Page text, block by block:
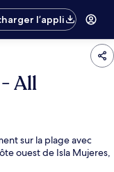
l’appli
All
sur la plage avec
ouest de Isla Mujeres,